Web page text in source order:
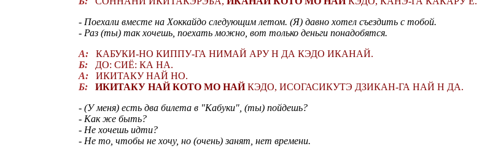
- Поехали вместе на Хоккайдо следующим летом. (Я) давно хотел съездить с тобой.
- Раз (ты) так хочешь, поехать можно, вот только деньги понадобятся.
А:
КАБУКИ-НО КИППУ-ГА НИМАЙ АРУ Н ДА КЭДО ИКАНАЙ.
Б:
ДО: СИЁ: КА НА.
А:
ИКИТАКУ НАЙ НО.
Б:
ИКИТАКУ НАЙ КОТО МО НАЙКЭДО, ИСОГАСИКУТЭ ДЗИКАН-ГА НАЙ Н ДА.
- (У меня) есть два билета в "Кабуки", (ты) пойдешь?
- Как же быть?
- Не хочешь идти?
- Не то, чтобы не хочу, но (очень) занят, нет времени.